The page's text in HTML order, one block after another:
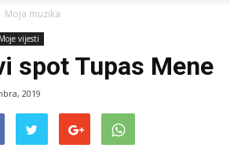
Moja muzika
Moje vijesti
spot Tupas Mene
2019